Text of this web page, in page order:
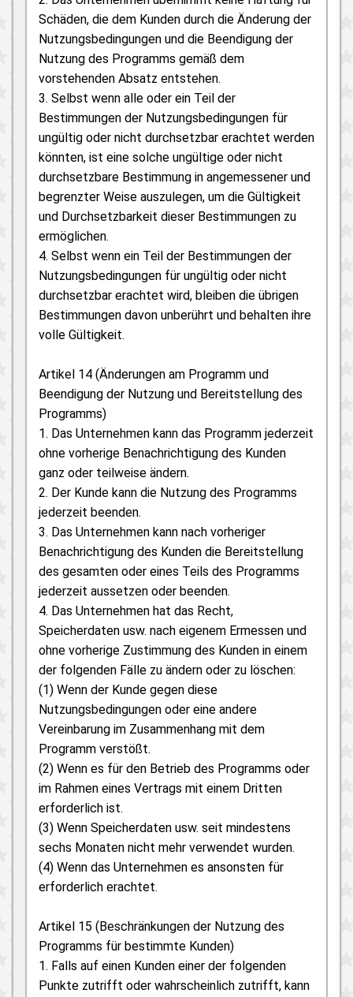
Schäden, die dem Kunden durch die Änderung der
Nutzungsbedingungen und die Beendigung der
Nutzung des Programms gemäß dem
vorstehenden Absatz entstehen.
3. Selbst wenn alle oder ein Teil der
Bestimmungen der Nutzungsbedingungen für
ungültig oder nicht durchsetzbar erachtet werden
könnten, ist eine solche ungültige oder nicht
durchsetzbare Bestimmung in angemessener und
begrenzter Weise auszulegen, um die Gültigkeit
und Durchsetzbarkeit dieser Bestimmungen zu
ermöglichen.
4. Selbst wenn ein Teil der Bestimmungen der
Nutzungsbedingungen für ungültig oder nicht
durchsetzbar erachtet wird, bleiben die übrigen
Bestimmungen davon unberührt und behalten ihre
volle Gültigkeit.
Artikel 14 (Änderungen am Programm und
Beendigung der Nutzung und Bereitstellung des
Programms)
1. Das Unternehmen kann das Programm jederzeit
ohne vorherige Benachrichtigung des Kunden
ganz oder teilweise ändern.
2. Der Kunde kann die Nutzung des Programms
jederzeit beenden.
3. Das Unternehmen kann nach vorheriger
Benachrichtigung des Kunden die Bereitstellung
des gesamten oder eines Teils des Programms
jederzeit aussetzen oder beenden.
4. Das Unternehmen hat das Recht,
Speicherdaten usw. nach eigenem Ermessen und
ohne vorherige Zustimmung des Kunden in einem
der folgenden Fälle zu ändern oder zu löschen:
(1) Wenn der Kunde gegen diese
Nutzungsbedingungen oder eine andere
Vereinbarung im Zusammenhang mit dem
Programm verstößt.
(2) Wenn es für den Betrieb des Programms oder
im Rahmen eines Vertrags mit einem Dritten
erforderlich ist.
(3) Wenn Speicherdaten usw. seit mindestens
sechs Monaten nicht mehr verwendet wurden.
(4) Wenn das Unternehmen es ansonsten für
erforderlich erachtet.
Artikel 15 (Beschränkungen der Nutzung des
Programms für bestimmte Kunden)
1. Falls auf einen Kunden einer der folgenden
Punkte zutrifft oder wahrscheinlich zutrifft, kann